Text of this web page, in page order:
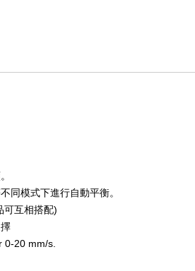
同模式下進行自動平衡。
可互相搭配)
0-20 mm/s.